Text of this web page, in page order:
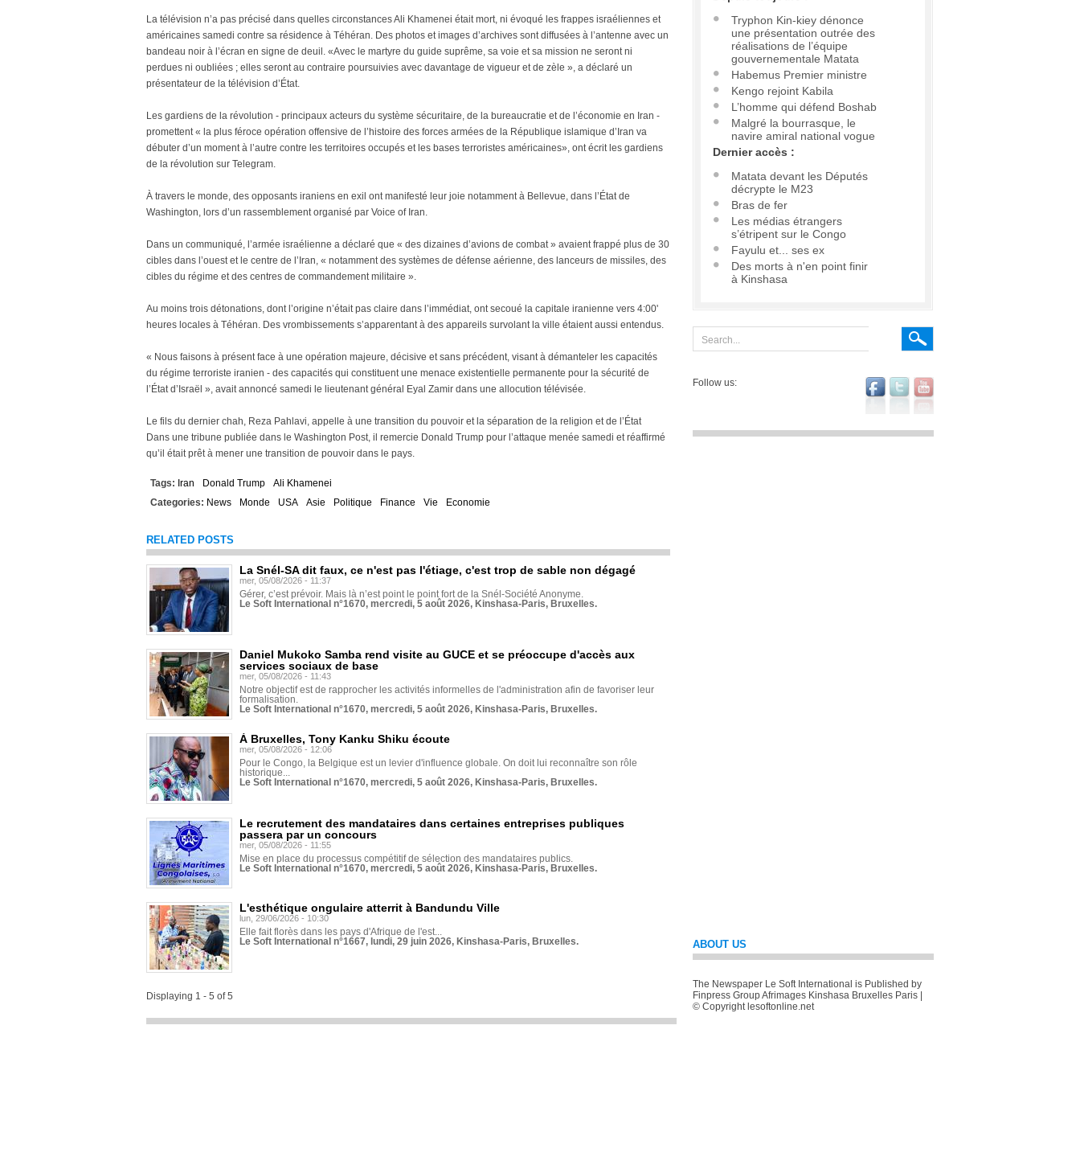
La télévision n’a pas précisé dans quelles circonstances Ali Khamenei était mort, ni évoqué les frappes israéliennes et
américaines samedi contre sa résidence à Téhéran. Des photos et images d’archives sont diffusées à l’antenne avec un
bandeau noir à l’écran en signe de deuil. «Avec le martyre du guide suprême, sa voie et sa mission ne seront ni
perdues ni oubliées ; elles seront au contraire poursuivies avec davantage de vigueur et de zèle », a déclaré un
présentateur de la télévision d’État.
Les gardiens de la révolution - principaux acteurs du système sécuritaire, de la bureaucratie et de l’économie en Iran -
promettent « la plus féroce opération offensive de l’histoire des forces armées de la République islamique d’Iran va
débuter d’un moment à l’autre contre les territoires occupés et les bases terroristes américaines», ont écrit les gardiens
de la révolution sur Telegram.
À travers le monde, des opposants iraniens en exil ont manifesté leur joie notamment à Bellevue, dans l’État de
Washington, lors d’un rassemblement organisé par Voice of Iran.
Dans un communiqué, l’armée israélienne a déclaré que « des dizaines d’avions de combat » avaient frappé plus de 30
cibles dans l’ouest et le centre de l’Iran, « notamment des systèmes de défense aérienne, des lanceurs de missiles, des
cibles du régime et des centres de commandement militaire ».
Au moins trois détonations, dont l’origine n’était pas claire dans l’immédiat, ont secoué la capitale iranienne vers 4:00'
heures locales à Téhéran. Des vrombissements s’apparentant à des appareils survolant la ville étaient aussi entendus.
« Nous faisons à présent face à une opération majeure, décisive et sans précédent, visant à démanteler les capacités
du régime terroriste iranien - des capacités qui constituent une menace existentielle permanente pour la sécurité de
l’État d’Israël », avait annoncé samedi le lieutenant général Eyal Zamir dans une allocution télévisée.
Le fils du dernier chah, Reza Pahlavi, appelle à une transition du pouvoir et la séparation de la religion et de l’État
Dans une tribune publiée dans le Washington Post, il remercie Donald Trump pour l’attaque menée samedi et réaffirmé
qu’il était prêt à mener une transition de pouvoir dans le pays.
Tags: Iran Donald Trump
Ali Khamenei
Categories: News Monde USA Asie Politique Finance Vie Economie
RELATED POSTS
La Snél-SA dit faux, ce n'est pas l'étiage, c'est trop de sable non dégagé
mer, 05/08/2026 - 11:37
Gérer, c’est prévoir. Mais là n’est point le point fort de la Snél-Société Anonyme.
Le Soft International n°1670, mercredi, 5 août 2026, Kinshasa-Paris, Bruxelles.
Daniel Mukoko Samba rend visite au GUCE et se préoccupe d'accès aux
services sociaux de base
mer, 05/08/2026 - 11:43
Notre objectif est de rapprocher les activités informelles de l'administration afin de favoriser leur
formalisation.
Le Soft International n°1670, mercredi, 5 août 2026, Kinshasa-Paris, Bruxelles.
À Bruxelles, Tony Kanku Shiku écoute
mer, 05/08/2026 - 12:06
Pour le Congo, la Belgique est un levier d'influence globale. On doit lui reconnaître son rôle
historique...
Le Soft International n°1670, mercredi, 5 août 2026, Kinshasa-Paris, Bruxelles.
Le recrutement des mandataires dans certaines entreprises publiques
passera par un concours
mer, 05/08/2026 - 11:55
Mise en place du processus compétitif de sélection des mandataires publics.
Le Soft International n°1670, mercredi, 5 août 2026, Kinshasa-Paris, Bruxelles.
L'esthétique ongulaire atterrit à Bandundu Ville
lun, 29/06/2026 - 10:30
Elle fait florès dans les pays d'Afrique de l'est...
Le Soft International n°1667, lundi, 29 juin 2026, Kinshasa-Paris, Bruxelles.
Displaying 1 - 5 of 5
Tryphon Kin-kiey dénonce
une présentation outrée des
réalisations de l’équipe
gouvernementale Matata
Habemus Premier ministre
Kengo rejoint Kabila
L’homme qui défend Boshab
Malgré la bourrasque, le
navire amiral national vogue
Dernier accès :
Matata devant les Députés
décrypte le M23
Bras de fer
Les médias étrangers
s’étripent sur le Congo
Fayulu et... ses ex
Des morts à n'en point finir
à Kinshasa
Follow us:
ABOUT US
The Newspaper Le Soft International is Published by
Finpress Group Afrimages Kinshasa Bruxelles Paris |
© Copyright lesoftonline.net